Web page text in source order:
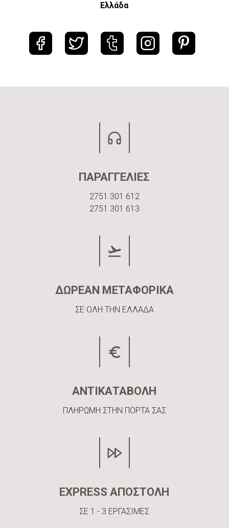
Ελλάδα
ΠΑΡΑΓΓΕΛΙΕΣ
2751 301 612
2751 301 613
ΔΩΡΕΑΝ ΜΕΤΑΦΟΡΙΚΑ
ΣΕ ΟΛΗ ΤΗΝ ΕΛΛΑΔΑ
ΑΝΤΙΚΑΤΑΒΟΛΗ
ΠΛΗΡΩΜΗ ΣΤΗΝ ΠΟΡΤΑ ΣΑΣ
EXPRESS ΑΠΟΣΤΟΛΗ
ΣΕ 1 - 3 ΕΡΓΑΣΙΜΕΣ